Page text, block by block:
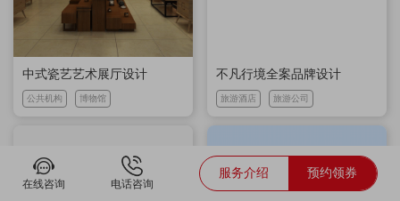
中式瓷艺艺术展厅设计
公共机构 博物馆
不凡行境全案品牌设计
旅游酒店 旅游公司
在线咨询 电话咨询
服务介绍 预约领券